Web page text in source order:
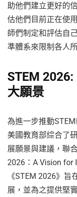
助他們建立更好的
估他們目前正在使
師們制定和評估自
準體系來限制各人
STEM
大願景
為進一步推動
美國教育部綜合了
展願景與建議，聯
2026：A Vision for
《STEM 2026》
展，並為之提供堅